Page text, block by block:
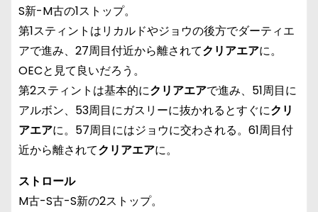
S新-M古の1ストップ。
第1スティントはリカルドやジョウの後方でダーティエ
アで進み、27周目付近から離されてクリアエアに。
OECと見て良いだろう。
第2スティントは基本的にクリアエアで進み、51周目に
アルボン、53周目にガスリーに抜かれるとすぐにクリ
アエアに。57周目にはジョウに交わされる。61周目付
近から離されてクリアエアに。
ストロール
M古-S古-S新の2ストップ。